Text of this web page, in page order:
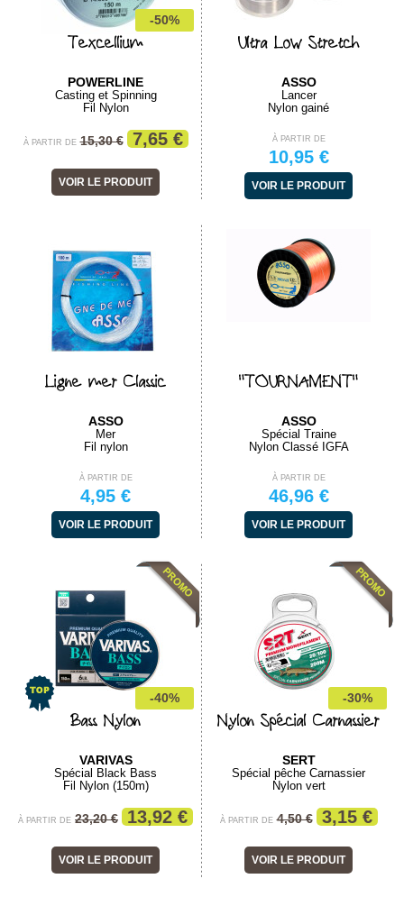
-50%
Texcellium
POWERLINE
Casting et Spinning
Fil Nylon
À PARTIR DE 15,30 € 7,65 €
VOIR LE PRODUIT
Ultra Low Stretch
ASSO
Lancer
Nylon gainé
À PARTIR DE
10,95 €
VOIR LE PRODUIT
Ligne mer Classic
ASSO
Mer
Fil nylon
À PARTIR DE
4,95 €
VOIR LE PRODUIT
"TOURNAMENT"
ASSO
Spécial Traine
Nylon Classé IGFA
À PARTIR DE
46,96 €
VOIR LE PRODUIT
-40%
Bass Nylon
VARIVAS
Spécial Black Bass
Fil Nylon (150m)
À PARTIR DE 23,20 € 13,92 €
VOIR LE PRODUIT
-30%
Nylon Spécial Carnassier
SERT
Spécial pêche Carnassier
Nylon vert
À PARTIR DE 4,50 € 3,15 €
VOIR LE PRODUIT